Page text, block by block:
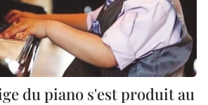
du piano s'est produit au